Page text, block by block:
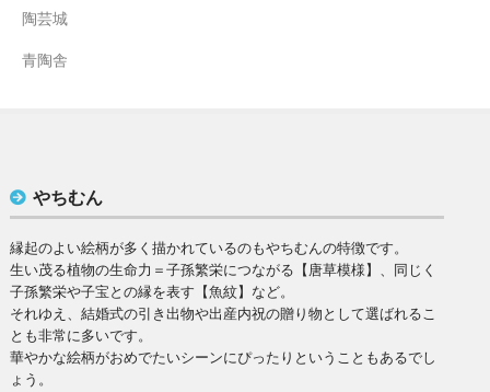
陶芸城
青陶舎
やちむん
縁起のよい絵柄が多く描かれているのもやちむんの特徴です。
生い茂る植物の生命力＝子孫繁栄につながる【唐草模様】、同じく
子孫繁栄や子宝との縁を表す【魚紋】など。
それゆえ、結婚式の引き出物や出産内祝の贈り物として選ばれるこ
とも非常に多いです。
華やかな絵柄がおめでたいシーンにぴったりということもあるでし
ょう。